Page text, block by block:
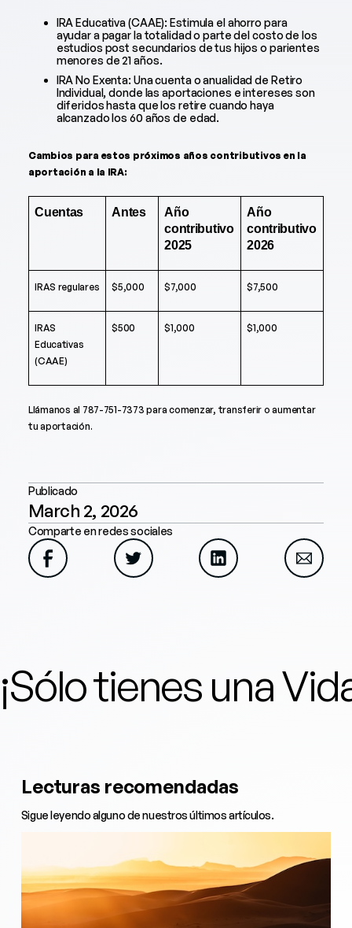
IRA Educativa (CAAE): Estimula el ahorro para
ayudar a pagar la totalidad o parte del costo de los
estudios post secundarios de tus hijos o parientes
menores de 21 años.
IRA No Exenta: Una cuenta o anualidad de Retiro
Individual, donde las aportaciones e intereses son
diferidos hasta que los retire cuando haya
alcanzado los 60 años de edad.
Cambios para estos próximos años contributivos en la
aportación a la IRA:
Cuentas Antes
Año
contributivo
2025
Año
contributivo
2026
IRAS regulares $5,000 $7,000 $7,500
IRAS
Educativas
(CAAE)
$500 $1,000 $1,000
Llámanos al 787-751-7373 para comenzar, transferir o aumentar
tu aportación.
Publicado
March 2, 2026
Comparte en redes sociales
¡Sólo tienes una
Lecturas recomendadas
Sigue leyendo alguno de nuestros últimos artículos.